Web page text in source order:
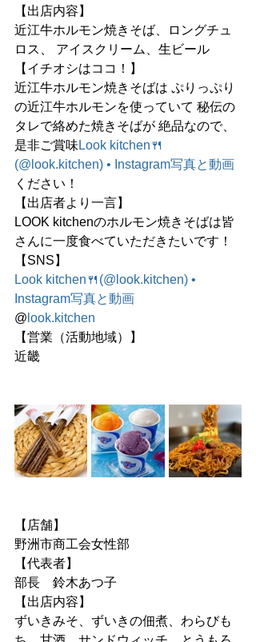
【出店内容】
近江牛ホルモン焼きそば、ロングチュ
ロス、 アイスクリーム、生ビール
【イチオシはココ！】
近江牛ホルモン焼きそばは ぷりっぷり
の近江牛ホルモンを使っていて 秘伝の
タレで絡めた焼きそばが 絶品なので、
是非ご賞味 Look kitchen🍴
(@ look.kitchen) • Instagram写真と動画
ください！
【出店者より一言】
LOOK kitchenのホルモン焼きそばは皆
さんに一度食べていただきたいです！
【SNS】
Look kitchen🍴(@ look.kitchen) •
Instagram写真と動画
@ look.kitchen
【営業（活動地域）】
近畿
【店舗】
野洲市商工会女性部
【代表者】
部長　鈴木あつ子
【出店内容】
ずいきみそ、ずいきの佃煮、わらびも